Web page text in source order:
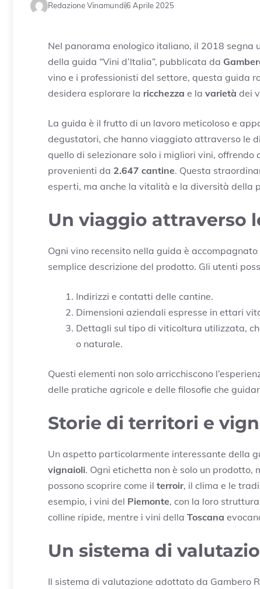
Redazione Vinamundi6 Aprile 2025
Nel panorama enologico italiano, il 2018 segna
della guida “Vini d’Italia”, pubblicata da
vino e i professionisti del settore, questa guida
desidera esplorare la ricchezza e la varietà dei
La guida è il frutto di un lavoro meticoloso e
degustatori, che hanno viaggiato attraverso le
quello di selezionare solo i migliori vini,
provenienti da 2.647 cantine. Questa
esperti, ma anche la vitalità e la diversità della
Un viaggio attraverso
Ogni vino recensito nella guida è
semplice descrizione del prodotto. Gli utenti
Indirizzi e contatti delle cantine.
Dimensioni aziendali espresse in ettari
Dettagli sul tipo di viticoltura utilizzata,
o naturale.
Questi elementi non solo arricchiscono
delle pratiche agricole e delle filosofie che
Storie di territori e
Un aspetto particolarmente interessante della
vignaioli. Ogni etichetta non è solo un
possono scoprire come il terroir, il clima e le
esempio, i vini del Piemonte, con la loro
colline ripide, mentre i vini della Toscana
Un sistema di
Il sistema di valutazione adottato da Gambero